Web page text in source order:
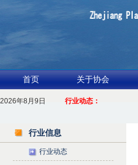
首页 关于协会
2026年8月9日 行业动态：
1.聚力产业链 共启新征程
行业信息
行业动态